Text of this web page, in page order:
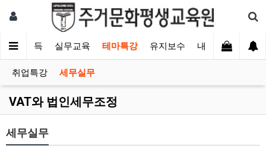
자격취득 실무교육 테마특강 유지보수 내 강의실
취업특강 세무실무
VAT와 법인세무조정
세무실무